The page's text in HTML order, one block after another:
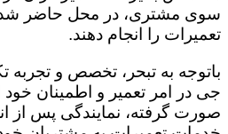
سوی مشتری، در محل حاضر
تعمیرات را انجام دهند.
باتوجه به تبحر، تخصص و تجربه
جی در امر تعمیر و اطمینان خود
صورت گرفته، نمایندگی پس از